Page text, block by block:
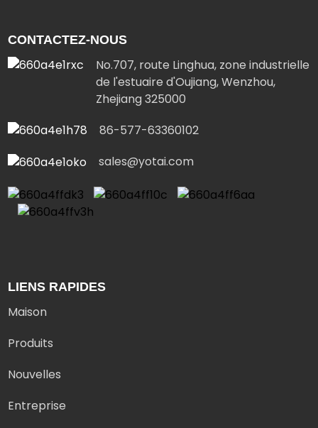
CONTACTEZ-NOUS
No.707, route Linghua, zone industrielle
de l'estuaire d'Oujiang, Wenzhou,
Zhejiang 325000
86-577-63360102
sales@yotai.com
LIENS RAPIDES
Maison
Produits
Nouvelles
Entreprise